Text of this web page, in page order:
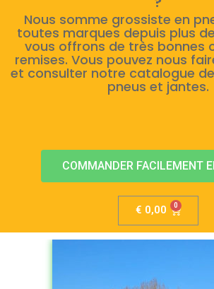
Nous somme grossiste en
toutes marques depuis plus
vous offrons de très bonnes
remises. Vous pouvez nous
et consulter notre catalogue de
pneus et jantes.
COMMANDER FACILEMENT
€ 0,00